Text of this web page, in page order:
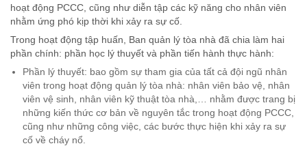
hoạt động PCCC, cũng như diễn tập các kỹ năng cho nhân viên
nhằm ứng phó kịp thời khi xảy ra sự cố.
Trong hoạt động tập huấn, Ban quản lý tòa nhà đã chia làm hai
phần chính: phần học lý thuyết và phần tiến hành thực hành:
Phần lý thuyết: bao gồm sự tham gia của tất cả đội ngũ nhân
viên trong hoạt động quản lý tòa nhà: nhân viên bảo vệ, nhân
viên vệ sinh, nhân viên kỹ thuật tòa nhà,… nhằm được trang bị
những kiến thức cơ bản về nguyên tắc trong hoạt động PCCC,
cũng như những công việc, các bước thực hiện khi xảy ra sự
cố về cháy nổ.